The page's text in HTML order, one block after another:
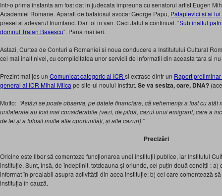
Intr-o prima instanta am fost dat in judecata impreuna cu senatorul artist Eugen
Academiei Romane. Aparati de bataiosul avocat George Papu, Patapievici si ai
presei si adevarul triumfand. Dar tot in van. Caci Jaful a continuat. “Sub inaltul
domnul Traian Basescu“. Pana mai ieri.
Astazi, Curtea de Conturi a Romaniei si noua conducere a Institutului Cultural
cel mai inalt nivel, cu complicitatea unor servicii de informatii din aceasta tara si
Prezint mai jos un Comunicat categoric al ICR si extrase dintr-un Raport
general al ICR Mihai Milca pe site-ul noului Institut. Se va sesiza, oare, DNA?
Motto: “Astăzi se poate observa, pe datele financiare, că vehemența a fost cu
unilaterale au fost mai considerabile (vezi, de pildă, cazul unui emigrant, care a
de lei și a folosit multe alte oportunități, și alte cazuri).”
Precizări
Oricine este liber să comenteze funcționarea unei instituții publice, iar Institutul
instituție. Sunt, însă, de îndeplinit, totdeauna și oriunde, cel puțin două condiții : a)
informat în prealabil asupra activității din acea instituție; b) cel care comentează
instituția în cauză.